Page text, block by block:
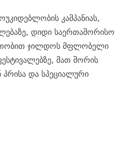
კამპანიას,
დიდი საერთაშორისო
ჯილდოს მფლობელი
მათ შორის
და სპეციალური